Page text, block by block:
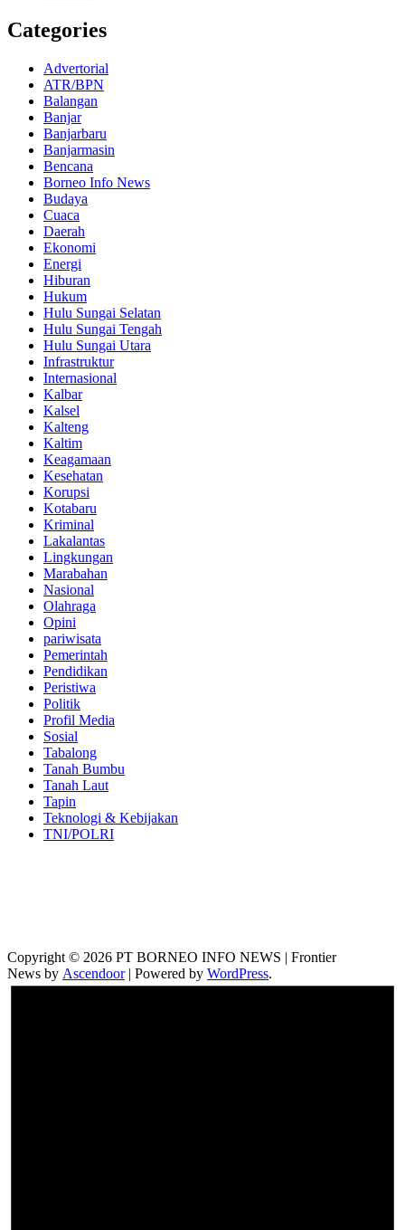
Categories
Advertorial
ATR/BPN
Balangan
Banjar
Banjarbaru
Banjarmasin
Bencana
Borneo Info News
Budaya
Cuaca
Daerah
Ekonomi
Energi
Hiburan
Hukum
Hulu Sungai Selatan
Hulu Sungai Tengah
Hulu Sungai Utara
Infrastruktur
Internasional
Kalbar
Kalsel
Kalteng
Kaltim
Keagamaan
Kesehatan
Korupsi
Kotabaru
Kriminal
Lakalantas
Lingkungan
Marabahan
Nasional
Olahraga
Opini
pariwisata
Pemerintah
Pendidikan
Peristiwa
Politik
Profil Media
Sosial
Tabalong
Tanah Bumbu
Tanah Laut
Tapin
Teknologi & Kebijakan
TNI/POLRI
Copyright © 2026 PT BORNEO INFO NEWS | Frontier
News by Ascendoor| Powered by WordPress.